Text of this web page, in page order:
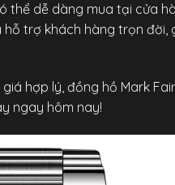
thể dễ dàng mua tại cửa
trợ khách hàng trọn đời,
hợp lý, đồng hồ Mark
ngay hôm nay!